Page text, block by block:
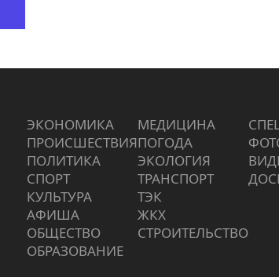
ЭКОНОМИКА
ПРОИCШЕСТВИЯ
ПОЛИТИКА
СПОРТ
КУЛЬТУРА
АФИША
ОБЩЕСТВО
ОБРАЗОВАНИЕ
МЕДИЦИНА
ПОГОДА
ЭКОЛОГИЯ
ТРАНСПОРТ
ТЭК
ЖКХ
СТРОИТЕЛЬСТВО